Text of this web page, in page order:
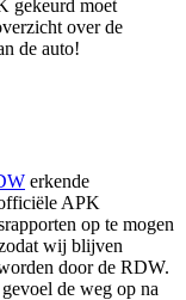
gekeurd moet
over de
de auto!
erkende
APK
op te mogen
wij blijven
door de RDW.
de weg op na